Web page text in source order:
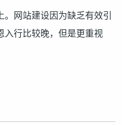
网站建设因为缺乏有效引
入行比较晚，但是更重视